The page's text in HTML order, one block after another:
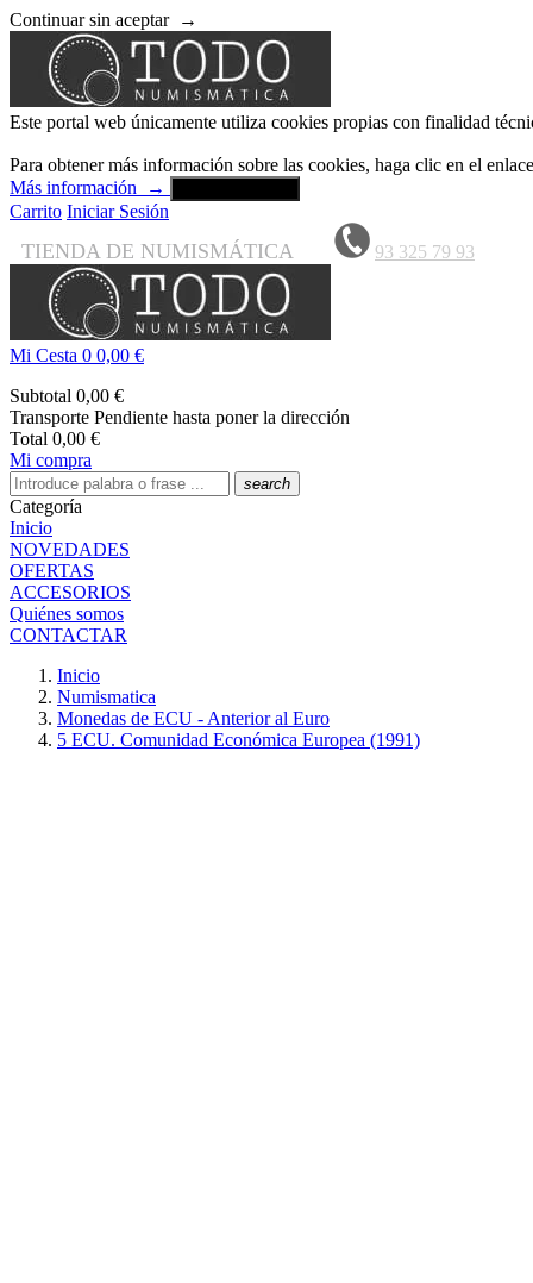
Continuar sin aceptar →
Este portal web únicamente utiliza cookies propias con finalidad
Para obtener más información sobre las cookies, haga clic en el
Más información
→
Carrito Iniciar Sesión
TIENDA DE NUMISMÁTICA 93 325 79 93
Mi Cesta 0 0,00 €
Subtotal 0,00 €
Transporte Pendiente hasta poner la dirección
Total 0,00 €
Mi compra
search
Categoría
Inicio
NOVEDADES
OFERTAS
ACCESORIOS
Quiénes somos
CONTACTAR
Inicio
Numismatica
Monedas de ECU - Anterior al Euro
5 ECU. Comunidad Económica Europea (1991)